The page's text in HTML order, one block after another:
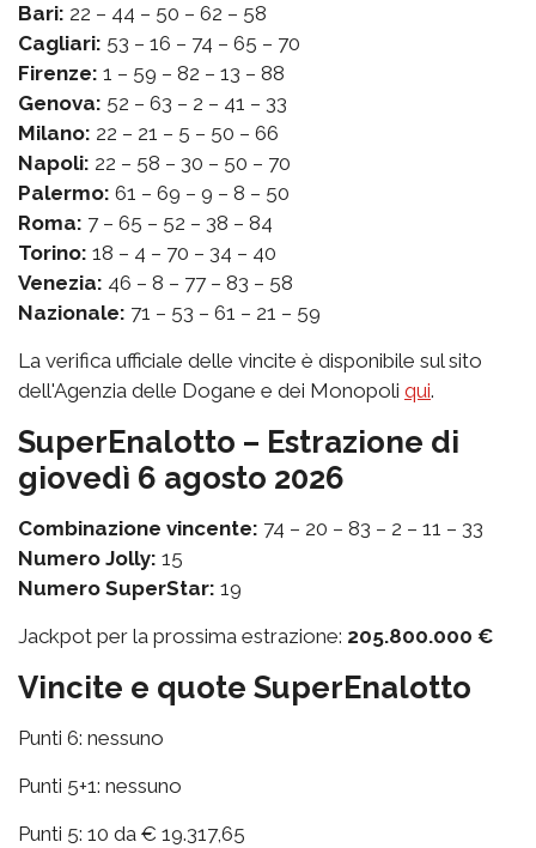
Bari: 22 – 44 – 50 – 62 – 58
Cagliari: 53 – 16 – 74 – 65 – 70
Firenze: 1 – 59 – 82 – 13 – 88
Genova: 52 – 63 – 2 – 41 – 33
Milano: 22 – 21 – 5 – 50 – 66
Napoli: 22 – 58 – 30 – 50 – 70
Palermo: 61 – 69 – 9 – 8 – 50
Roma: 7 – 65 – 52 – 38 – 84
Torino: 18 – 4 – 70 – 34 – 40
Venezia: 46 – 8 – 77 – 83 – 58
Nazionale: 71 – 53 – 61 – 21 – 59
La verifica ufficiale delle vincite è disponibile sul sito
dell'Agenzia delle Dogane e dei Monopoli qui.
SuperEnalotto – Estrazione di
giovedì 6 agosto 2026
Combinazione vincente: 74 – 20 – 83 – 2 – 11 – 33
Numero Jolly: 15
Numero SuperStar: 19
Jackpot per la prossima estrazione: 205.800.000 €
Vincite e quote SuperEnalotto
Punti 6: nessuno
Punti 5+1: nessuno
Punti 5: 10 da € 19.317,65